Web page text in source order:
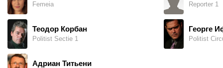
Femeia
Теодор Корбан
Politist Sectie 1
Адриан Титьени
Reporter 1
Георге
Politist